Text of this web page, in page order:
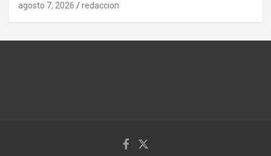
agosto 7, 2026 redaccion